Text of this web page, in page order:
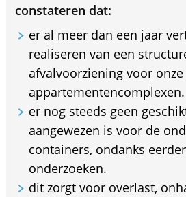
constateren dat:
er al meer dan een jaar
realiseren van een
afvalvoorziening voor onze
appartementencomplexen.
er nog steeds geen
aangewezen is voor de
containers, ondanks
onderzoeken.
dit zorgt voor overlast,